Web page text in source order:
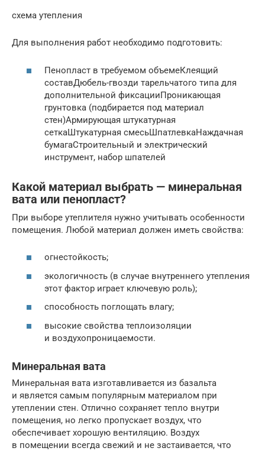
схема утепления
Для выполнения работ необходимо подготовить:
Пенопласт в требуемом объемеКлеящий
составДюбель-гвозди тарельчатого типа для
дополнительной фиксацииПроникающая
грунтовка (подбирается под материал
стен)Армирующая штукатурная
сеткаШтукатурная смесьШпатлевкаНаждачная
бумагаСтроительный и электрический
инструмент, набор шпателей
Какой материал выбрать — минеральная
вата или пенопласт?
При выборе утеплителя нужно учитывать особенности
помещения. Любой материал должен иметь свойства:
огнестойкость;
экологичность (в случае внутреннего утепления
этот фактор играет ключевую роль);
способность поглощать влагу;
высокие свойства теплоизоляции
и воздухопроницаемости.
Минеральная вата
Минеральная вата изготавливается из базальта
и является самым популярным материалом при
утеплении стен. Отлично сохраняет тепло внутри
помещения, но легко пропускает воздух, что
обеспечивает хорошую вентиляцию. Воздух
в помещении всегда свежий и не застаивается, что